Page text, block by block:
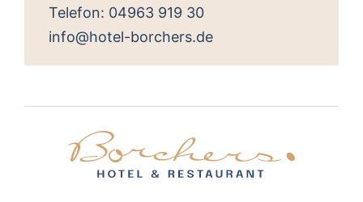
Telefon: 04963 919 30
info@hotel-borchers.de